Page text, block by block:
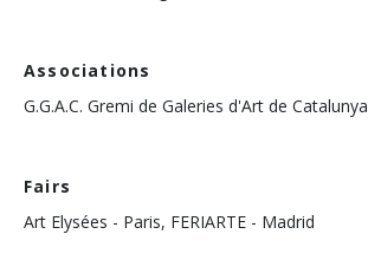
Associations
G.G.A.C. Gremi de Galeries d'Art de Catalunya
Fairs
Art Elysées - Paris, FERIARTE - Madrid